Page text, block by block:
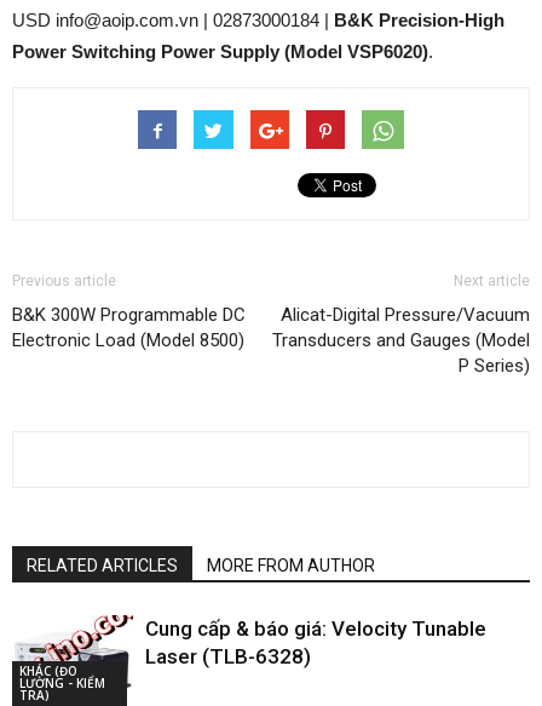
USD info@aoip.com.vn | 02873000184 | B&K Precision-High
Power Switching Power Supply (Model VSP6020).
Previous article
B&K 300W Programmable DC
Electronic Load (Model 8500)
Next article
Alicat-Digital Pressure/Vacuum
Transducers and Gauges (Model
P Series)
RELATED ARTICLES MORE FROM AUTHOR
KHÁC (ĐO
LƯỜNG - KIỂM
TRA)
Cung cấp & báo giá: Velocity Tunable
Laser (TLB-6328)